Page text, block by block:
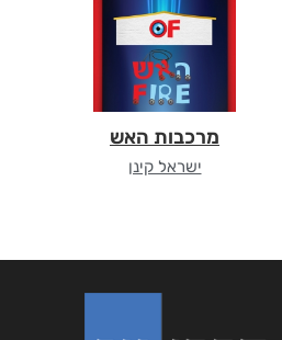
מרכבות האש
ישראל קינן